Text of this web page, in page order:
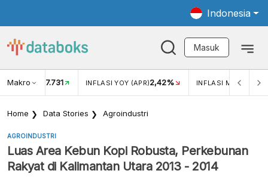
Indonesia
Masuk
Makro
USD/IDR 17.731 INFLASI YOY (APR)2,42% INFLASI MOM (APR)
Home Data Stories Agroindustri
AGROINDUSTRI
Luas Area Kebun Kopi Robusta, Perkebunan
Rakyat di Kalimantan Utara 2013 - 2014